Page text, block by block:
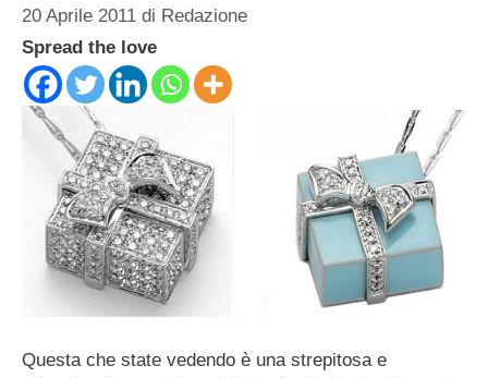
20 Aprile 2011 di Redazione
Spread the love
Questa che state vedendo è una strepitosa e